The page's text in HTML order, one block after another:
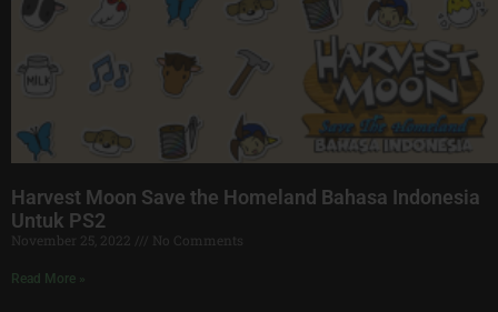
Harvest Moon Save the Homeland Bahasa Indonesia
Untuk PS2
November 25, 2022 No Comments
Read More »